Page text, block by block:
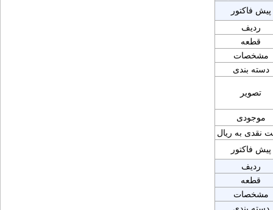
پیش فاکتور
ردیف
قطعه
مشخصات
دسته بندی
تصویر
موجودی
نقدی به ریال
پیش فاکتور
ردیف
قطعه
مشخصات